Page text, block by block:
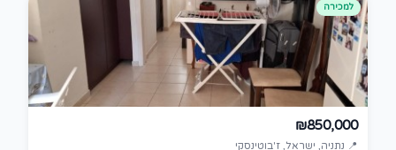
למכירה
₪850,000
📍 נתניה, ישראל, ז'בוטינסקי